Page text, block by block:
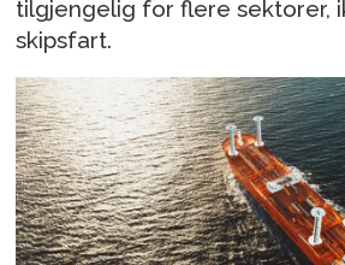
tilgjengelig for flere sektorer,
skipsfart.